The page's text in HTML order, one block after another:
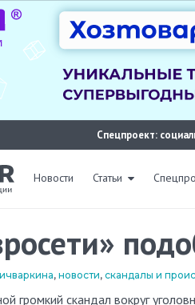
Спецпроект:
Новости Статьи
, новости, скандалы и